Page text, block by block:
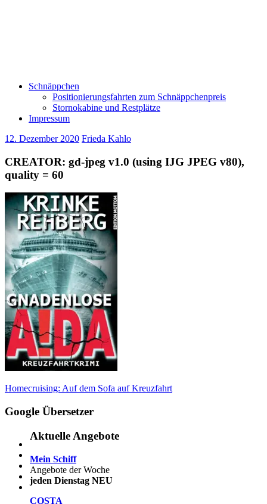
Schnäppchen
Positionierungsfahrten zum Schnäppchenpreis
Stornokabine und Restplätze
Impressum
12. Dezember 2020 Frieda Kahlo
CREATOR: gd-jpeg v1.0 (using IJG JPEG v80),
quality = 60
Beitragsnavigation
Vorheriger
Homecruising: Auf dem Sofa auf Kreuzfahrt
Google Übersetzer
Aktuelle Angebote
Mein Schiff
Angebote der Woche
jeden Dienstag NEU
COSTA